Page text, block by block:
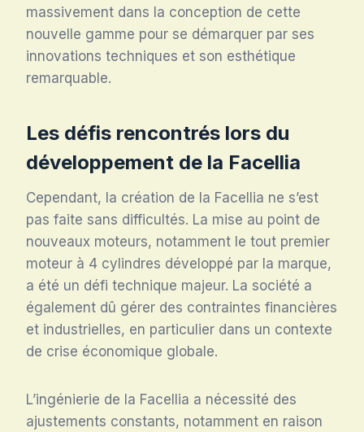
massivement dans la conception de cette
nouvelle gamme pour se démarquer par ses
innovations techniques et son esthétique
remarquable.
Les défis rencontrés lors du
développement de la Facellia
Cependant, la création de la Facellia ne s’est
pas faite sans difficultés. La mise au point de
nouveaux moteurs, notamment le tout premier
moteur à 4 cylindres développé par la marque,
a été un défi technique majeur. La société a
également dû gérer des contraintes financières
et industrielles, en particulier dans un contexte
de crise économique globale.
L’ingénierie de la Facellia a nécessité des
ajustements constants, notamment en raison